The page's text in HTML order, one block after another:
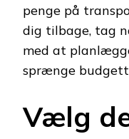
penge på
dig tilbage, tag
med at
sprænge
Vælg